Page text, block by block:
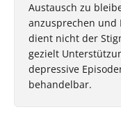
Austausch zu
anzusprechen und
dient nicht der
gezielt
depressive
behandelbar.